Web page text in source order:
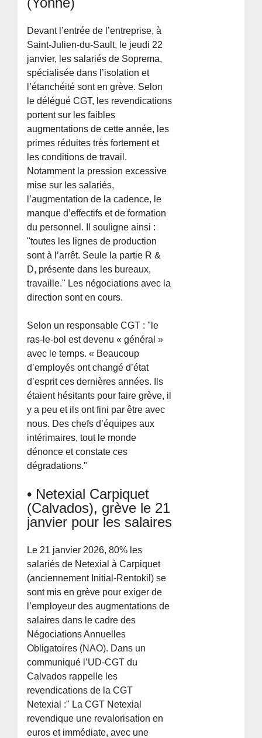
Devant l’entrée de l’entreprise, à
Saint-Julien-du-Sault, le jeudi 22
janvier, les salariés de Soprema,
spécialisée dans l’isolation et
l’étanchéité sont en grève. Selon
le délégué CGT, les revendications
portent sur les faibles
augmentations de cette année, les
primes réduites très fortement et
les conditions de travail.
Notamment la pression excessive
mise sur les salariés,
l’augmentation de la cadence, le
manque d’effectifs et de formation
du personnel. Il souligne ainsi :
"toutes les lignes de production
sont à l’arrêt. Seule la partie R &
D, présente dans les bureaux,
travaille." Les négociations avec la
direction sont en cours.
Selon un responsable CGT : "le
ras-le-bol est devenu « général »
avec le temps. « Beaucoup
d’employés ont changé d’état
d’esprit ces dernières années. Ils
étaient hésitants pour faire grève, il
y a peu et ils ont fini par être avec
nous. Des chefs d’équipes aux
intérimaires, tout le monde
dénonce et constate ces
dégradations."
• Netexial Carpiquet
(Calvados), grève le 21
janvier pour les salaires
Le 21 janvier 2026, 80% les
salariés de Netexial à Carpiquet
(anciennement Initial-Rentokil) se
sont mis en grève pour exiger de
l’employeur des augmentations de
salaires dans le cadre des
Négociations Annuelles
Obligatoires (NAO). Dans un
communiqué l’UD-CGT du
Calvados rappelle les
revendications de la CGT
Netexial :" La CGT Netexial
revendique une revalorisation en
euros et immédiate, avec une